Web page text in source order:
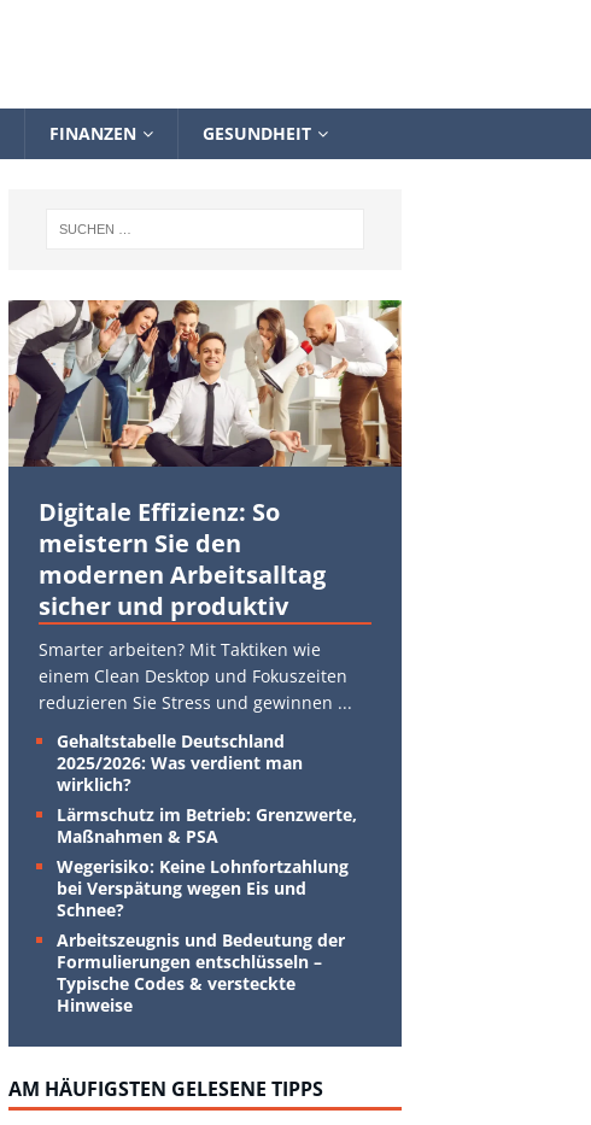
FINANZEN GESUNDHEIT
Digitale Effizienz: So
meistern Sie den
modernen Arbeitsalltag
sicher und produktiv
Smarter arbeiten? Mit Taktiken wie
einem Clean Desktop und Fokuszeiten
reduzieren Sie Stress und gewinnen ...
Gehaltstabelle Deutschland
2025/2026: Was verdient man
wirklich?
Lärmschutz im Betrieb: Grenzwerte,
Maßnahmen & PSA
Wegerisiko: Keine Lohnfortzahlung
bei Verspätung wegen Eis und
Schnee?
Arbeitszeugnis und Bedeutung der
Formulierungen entschlüsseln –
Typische Codes & versteckte
Hinweise
AM HÄUFIGSTEN GELESENE TIPPS